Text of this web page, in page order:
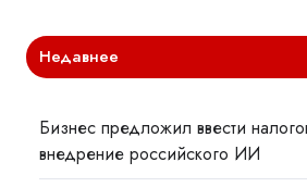
Недавнее
Бизнес предложил ввести
внедрение российского ИИ